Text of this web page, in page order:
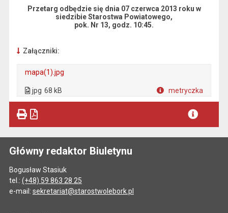
Przetarg odbędzie się dnia 07 czerwca 2013 roku w
siedzibie Starostwa Powiatowego,
pok. Nr 13, godz. 10:45.
Załączniki:
mapa(1).jpg
jpg 68 kB metryczka
Główny redaktor Biuletynu
Bogusław Stasiuk
tel.: (+48) 59 863 28 25
e-mail: sekretariat@starostwolebork.pl